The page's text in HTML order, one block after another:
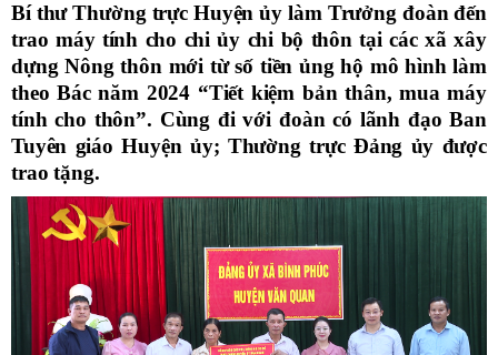
Bí thư Thường trực Huyện ủy làm Trưởng đoàn đến
trao máy tính cho chi ủy chi bộ thôn tại các xã xây
dựng Nông thôn mới từ số tiền ủng hộ mô hình làm
theo Bác năm 2024 “Tiết kiệm bản thân, mua máy
tính cho thôn”. Cùng đi với đoàn có lãnh đạo Ban
Tuyên giáo Huyện ủy; Thường trực Đảng ủy được
trao tặng.